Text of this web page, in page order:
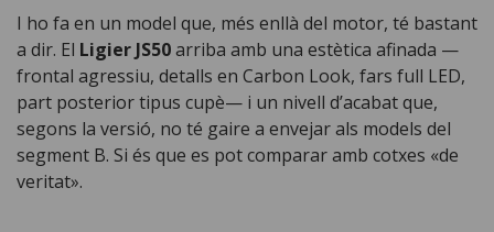
I ho fa en un model que, més enllà del motor, té bastant
a dir. El Ligier JS50arriba amb una estètica afinada —
frontal agressiu, detalls en Carbon Look, fars full LED,
part posterior tipus cupè— i un nivell d’acabat que,
segons la versió, no té gaire a envejar als models del
segment B. Si és que es pot comparar amb cotxes «de
veritat».